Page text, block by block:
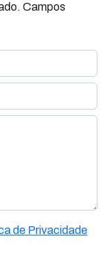
Campos
de Privacidade